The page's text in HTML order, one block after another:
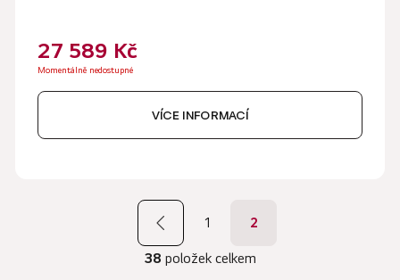
27 589 Kč
Momentálně nedostupné
VÍCE INFORMACÍ
v
t
á
1 2
38 položek celkem